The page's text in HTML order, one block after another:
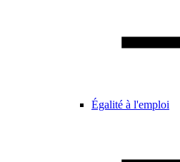
Égalité à l'emploi